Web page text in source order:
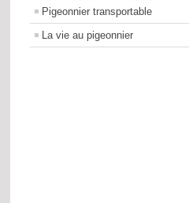
Pigeonnier transportable
La vie au pigeonnier